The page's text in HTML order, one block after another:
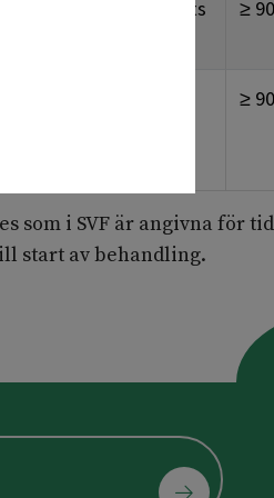
eller del17p analyserats
≥
≥
som i SVF är angivna för
start av behandling.